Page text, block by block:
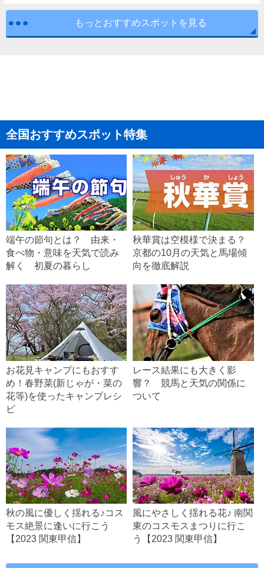
もっとおすすめスポットを見る
全国おすすめスポット特集
端午の節句とは？ 由来・
食べ物・意味を天気で読み
解く 初夏の暮らし
秋華賞は空模様で決まる？
京都の10月の天気と馬場傾
向を徹底解説
お花見キャンプにもおすす
め！春野菜(新じゃが・菜の
花等)を使ったキャンプレシ
ピ
レース結果にも大きく影
響？ 競馬と天気の関係に
ついて
秋の風に優しく揺れる♪コス
モス絶景に逢いに行こう
【2023 関東甲信】
風にやさしく揺れる花♪ 南関
東のコスモスまつりに行こ
う【2023 関東甲信】